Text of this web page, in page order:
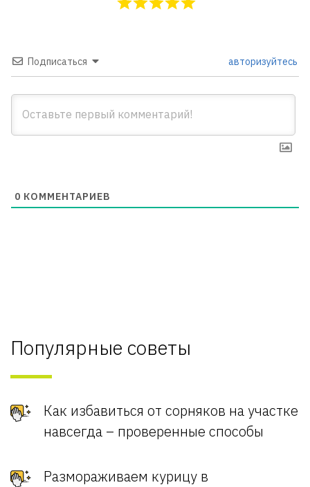
Подписаться авторизуйтесь
0 КОММЕНТАРИЕВ
Популярные советы
Как избавиться от сорняков на участке
навсегда – проверенные способы
Размораживаем курицу в